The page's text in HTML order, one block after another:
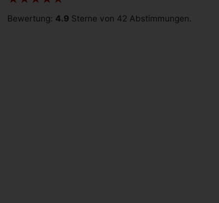
Bewertung: 4.9 Sterne von 42 Abstimmungen.